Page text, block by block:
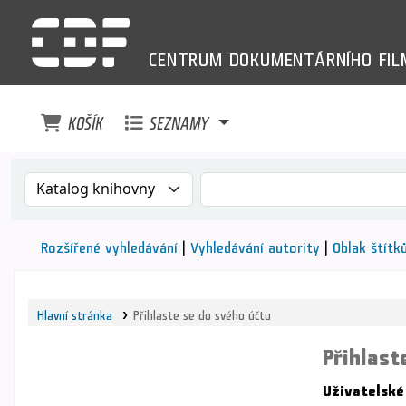
KOŠÍK SEZNAMY
CENTRUM DOKUMENTÁRNÍHO
Search the catalog by: Vyhledávání v katalogu
Rozšířené vyhledávání Vyhledávání autority Oblak
Hlavní stránka Přihlaste se do svého účtu